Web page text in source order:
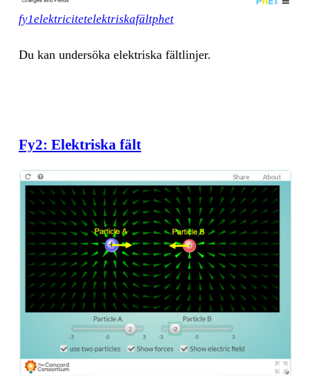
fy1elektricitetelektriskafältphet
Du kan un­der­sö­ka elekt­ris­ka fält­lin­jer.
Fy2: Elektriska fält